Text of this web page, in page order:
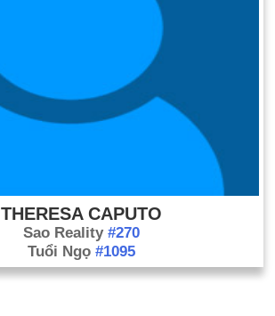
THERESA CAPUTO
Sao Reality #270
Tuổi Ngọ #1095